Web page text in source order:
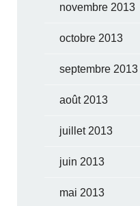
novembre 2013
octobre 2013
septembre 2013
août 2013
juillet 2013
juin 2013
mai 2013